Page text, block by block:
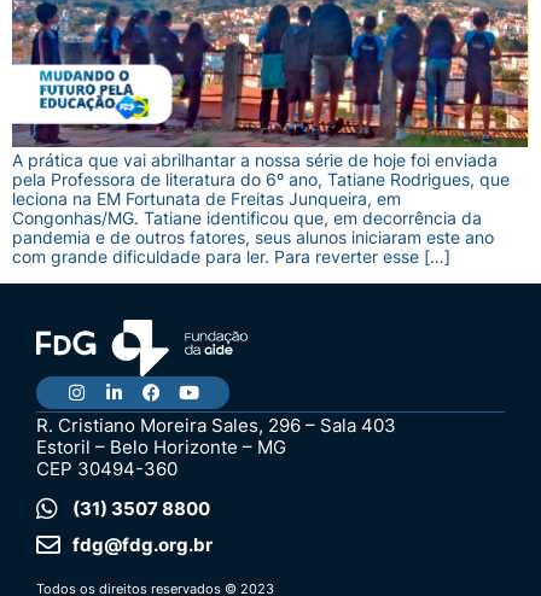
A prática que vai abrilhantar a nossa série de hoje foi enviada
pela Professora de literatura do 6º ano, Tatiane Rodrigues, que
leciona na EM Fortunata de Freitas Junqueira, em
Congonhas/MG. Tatiane identificou que, em decorrência da
pandemia e de outros fatores, seus alunos iniciaram este ano
com grande dificuldade para ler. Para reverter esse […]
R. Cristiano Moreira Sales, 296 – Sala 403
Estoril – Belo Horizonte – MG
CEP 30494-360
(31) 3507 8800
fdg@fdg.org.br
Todos os direitos reservados © 2023